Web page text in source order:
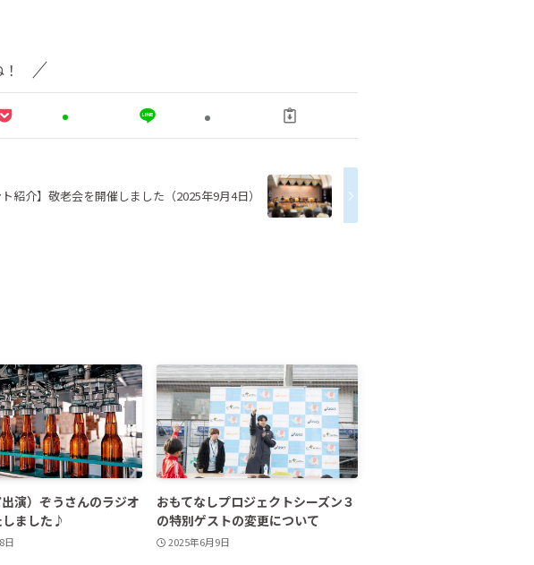
ト紹介】敬老会を開催しました（2025年9月4日）
出演）ぞうさんのラジオ
ました♪
日
おもてなしプロジェクトシーズン３
の特別ゲストの変更について
2025年6月9日